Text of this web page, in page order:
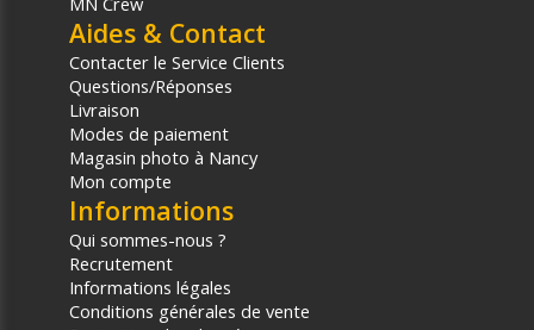
Aides & Contact
Contacter le Service Clients
Questions/Réponses
Livraison
Modes de paiement
Magasin photo à Nancy
Mon compte
Informations
Qui sommes-nous ?
Recrutement
Informations légales
Conditions générales de vente